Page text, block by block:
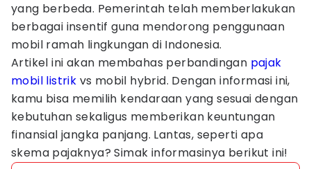
yang berbeda. Pemerintah telah memberlakukan
berbagai insentif guna mendorong penggunaan
mobil ramah lingkungan di Indonesia.
Artikel ini akan membahas perbandingan pajak
mobil listrik vs mobil hybrid. Dengan informasi ini,
kamu bisa memilih kendaraan yang sesuai dengan
kebutuhan sekaligus memberikan keuntungan
finansial jangka panjang. Lantas, seperti apa
skema pajaknya? Simak informasinya berikut ini!